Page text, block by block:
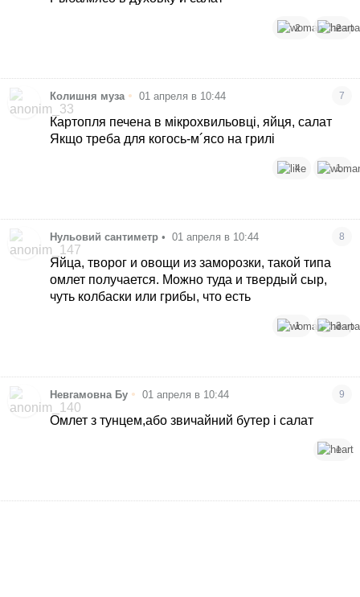
2 2
Колишня муза • 01 апреля в 10:44 7
Картопля печена в мікрохвильовці, яйця, салат
Якщо треба для когось-м´ясо на грилі
4 1
Нульовий сантиметр • 01 апреля в 10:44 8
Яйца, творог и овощи из заморозки, такой типа
омлет получается. Можно туда и твердый сыр,
чуть колбаски или грибы, что есть
1 3
Невгамовна Бу • 01 апреля в 10:44 9
Омлет з тунцем,або звичайний бутер і салат
1